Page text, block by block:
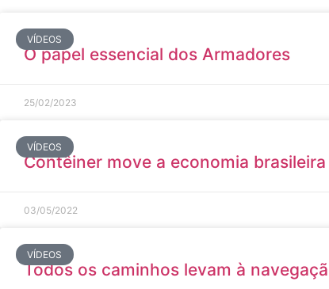
VÍDEOS
O papel essencial dos Armadores
25/02/2023
VÍDEOS
Contêiner move a economia brasileira
03/05/2022
VÍDEOS
Todos os caminhos levam à